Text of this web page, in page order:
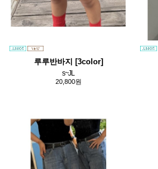
루루반바지 [3color]
s~JL
20,800원